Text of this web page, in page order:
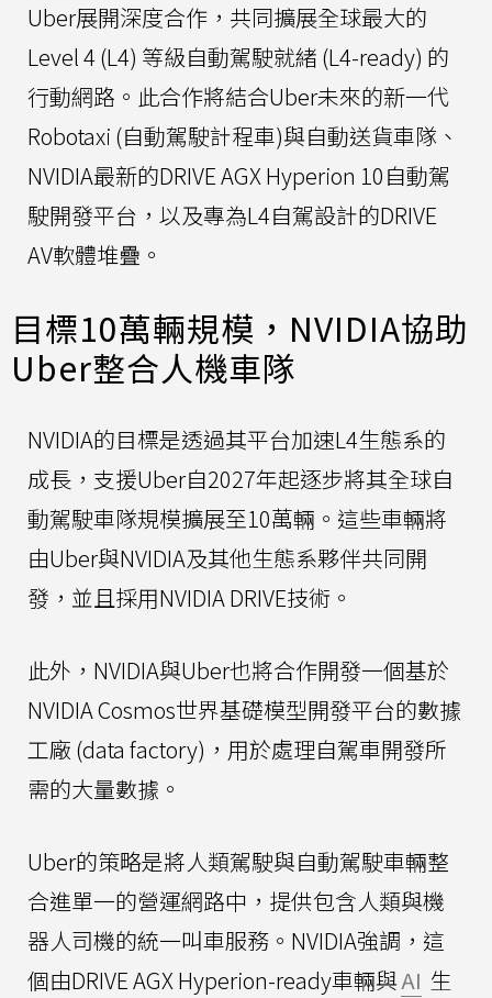
Uber展開深度合作，共同擴展全球最大的
Level 4 (L4) 等級自動駕駛就緒 (L4-ready) 的
行動網路。此合作將結合Uber未來的新一代
Robotaxi (自動駕駛計程車)與自動送貨車隊、
NVIDIA最新的DRIVE AGX Hyperion 10自動駕
駛開發平台，以及專為L4自駕設計的DRIVE
AV軟體堆疊。
目標10萬輛規模，NVIDIA協助
Uber整合人機車隊
NVIDIA的目標是透過其平台加速L4生態系的
成長，支援Uber自2027年起逐步將其全球自
動駕駛車隊規模擴展至10萬輛。這些車輛將
由Uber與NVIDIA及其他生態系夥伴共同開
發，並且採用NVIDIA DRIVE技術。
此外，NVIDIA與Uber也將合作開發一個基於
NVIDIA Cosmos世界基礎模型開發平台的數據
工廠 (data factory)，用於處理自駕車開發所
需的大量數據。
Uber的策略是將人類駕駛與自動駕駛車輛整
合進單一的營運網路中，提供包含人類與機
器人司機的統一叫車服務。NVIDIA強調，這
個由DRIVE AGX Hyperion-ready車輛與AI 生